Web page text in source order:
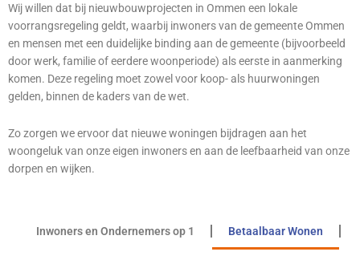
Wij willen dat bij nieuwbouwprojecten in Ommen een lokale
voorrangsregeling geldt, waarbij inwoners van de gemeente Ommen
en mensen met een duidelijke binding aan de gemeente (bijvoorbeeld
door werk, familie of eerdere woonperiode) als eerste in aanmerking
komen. Deze regeling moet zowel voor koop- als huurwoningen
gelden, binnen de kaders van de wet.
Zo zorgen we ervoor dat nieuwe woningen bijdragen aan het
woongeluk van onze eigen inwoners en aan de leefbaarheid van onze
dorpen en wijken.
Inwoners en Ondernemers op 1 Betaalbaar Wonen